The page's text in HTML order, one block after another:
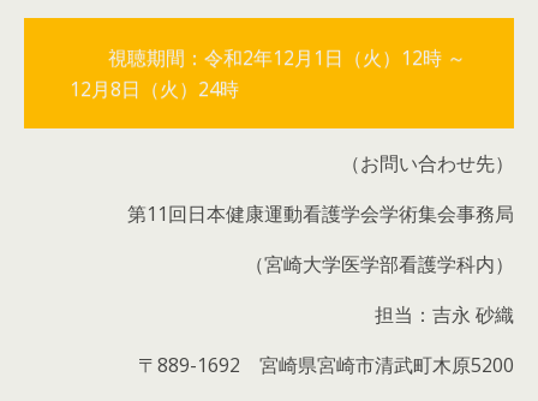
視聴期間：令和2年12月1日（火）12時 ～
12月8日（火）24時
（お問い合わせ先）
第11回日本健康運動看護学会学術集会事務局
（宮崎大学医学部看護学科内）
担当：吉永 砂織
〒889-1692 宮崎県宮崎市清武町木原5200